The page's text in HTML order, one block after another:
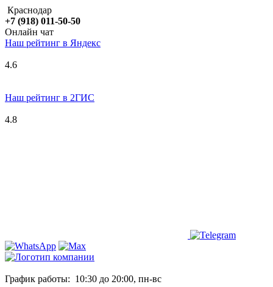
Краснодар
+7 (918) 011-50-50
Онлайн чат
Наш рейтинг в Яндекс
4.6
Наш рейтинг в 2ГИС
4.8
График работы: 10:30 до 20:00, пн-вс